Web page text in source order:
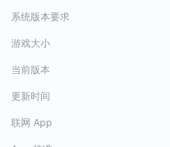
系统版本要求
游戏大小
当前版本
更新时间
联网 App